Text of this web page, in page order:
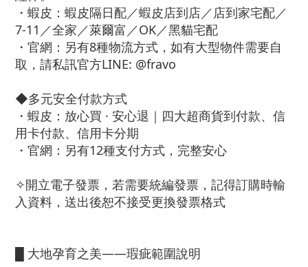
・蝦皮：蝦皮隔日配／蝦皮店到店／店到家宅配／
7-11／全家／萊爾富／OK／黑貓宅配
・官網：另有8種物流方式，如有大型物件需要自
取，請私訊官方LINE: @fravo
◆多元安全付款方式
・蝦皮：放心買 · 安心退｜四大超商貨到付款、信
用卡付款、信用卡分期
・官網：另有12種支付方式，完整安心
✧開立電子發票，若需要統編發票，記得訂購時輸
入資料，送出後恕不接受更換發票格式
█ 大地孕育之美——瑕疵範圍說明